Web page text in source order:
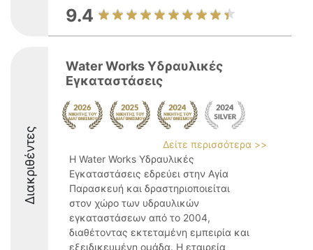
9.4
Διακριθέντες
Water Works Υδραυλικές
Εγκαταστάσεις
Δείτε περισσότερα >>
Η Water Works Υδραυλικές
Εγκαταστάσεις εδρεύει στην Αγία
Παρασκευή και δραστηριοποιείται
στον χώρο των υδραυλικών
εγκαταστάσεων από το 2004,
διαθέτοντας εκτεταμένη εμπειρία και
εξειδικευμένη ομάδα. Η εταιρεία